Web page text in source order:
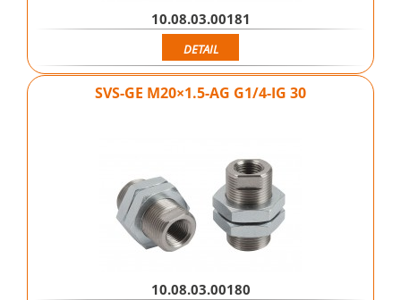
10.08.03.00181
DETAIL
SVS-GE M20×1.5-AG G1/4-IG 30
10.08.03.00180